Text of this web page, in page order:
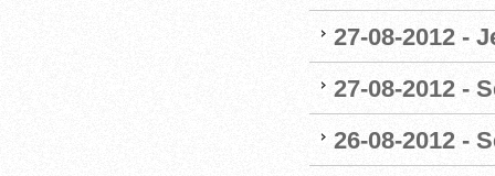
27-08-2012 -
27-08-2012 -
26-08-2012 -